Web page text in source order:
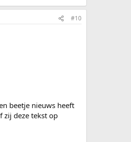
#10
beetje nieuws heeft
zij deze tekst op